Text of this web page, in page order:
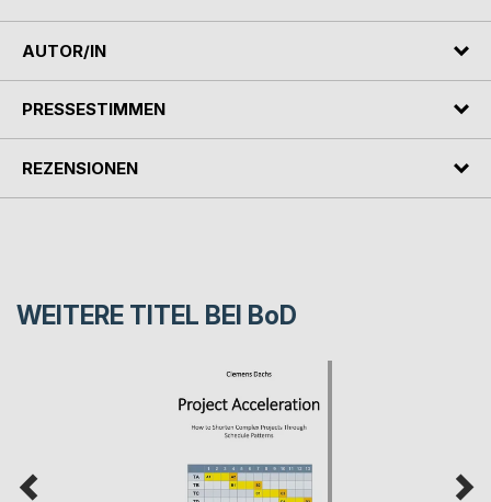
AUTOR/IN
PRESSESTIMMEN
REZENSIONEN
WEITERE TITEL BEI BoD